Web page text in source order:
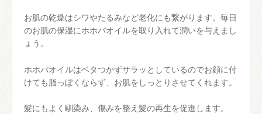
お肌の乾燥はシワやたるみなど老化にも繋がります。毎日
のお肌の保湿にホホバオイルを取り入れて潤いを与えまし
ょう。
ホホバオイルはベタつかずサラッとしているのでお顔に付
けても脂っぽくならず、お肌をしっとりさせてくれます。
髪にもよく馴染み、傷みを整え髪の再生を促進します。